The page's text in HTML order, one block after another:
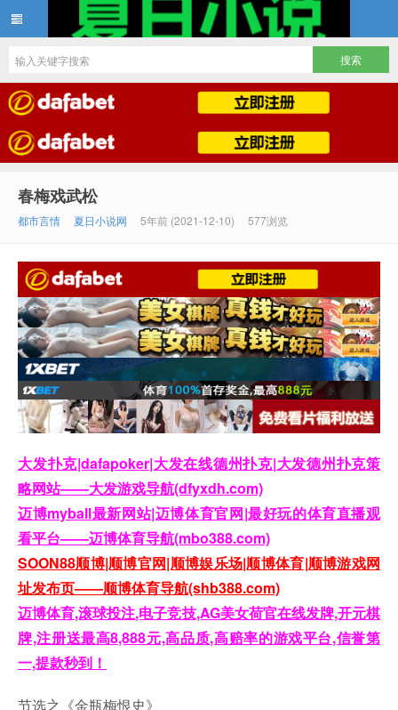
夏日小说
春梅戏武松
都市言情 夏日小说网 5年前 (2021-12-10) 577浏览
大发扑克|dafapoker|大发在线德州扑克|大发德州扑克策
略网站——大发游戏导航(dfyxdh.com)
迈博myball最新网站|迈博体育官网|最好玩的体育直播观
看平台——迈博体育导航(mbo388.com)
SOON88顺博|顺博官网|顺博娱乐场|顺博体育|顺博游戏网
址发布页——顺博体育导航(shb388.com)
迈博体育,滚球投注,电子竞技,AG美女荷官在线发牌,开元棋
牌,注册送最高8,888元,高品质,高赔率的游戏平台,信誉第
一,提款秒到！
节选之《金瓶梅恨史》